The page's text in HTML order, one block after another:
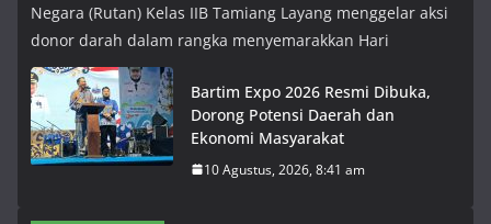
Negara (Rutan) Kelas IIB Tamiang Layang menggelar aksi
donor darah dalam rangka menyemarakkan Hari
Bartim Expo 2026 Resmi Dibuka,
Dorong Potensi Daerah dan
Ekonomi Masyarakat
10 Agustus, 2026, 8:41 am